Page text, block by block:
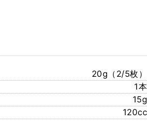
20g（2/5枚）
1本
15g
120cc